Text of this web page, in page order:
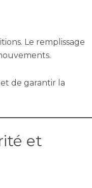
Le remplissage
de garantir la
et